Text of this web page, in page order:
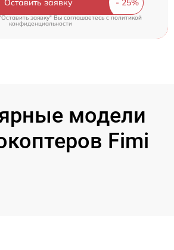
Оставить заявку
заявку" Вы соглашаетесь cполитикой
конфиденциальности
модели
Fimi